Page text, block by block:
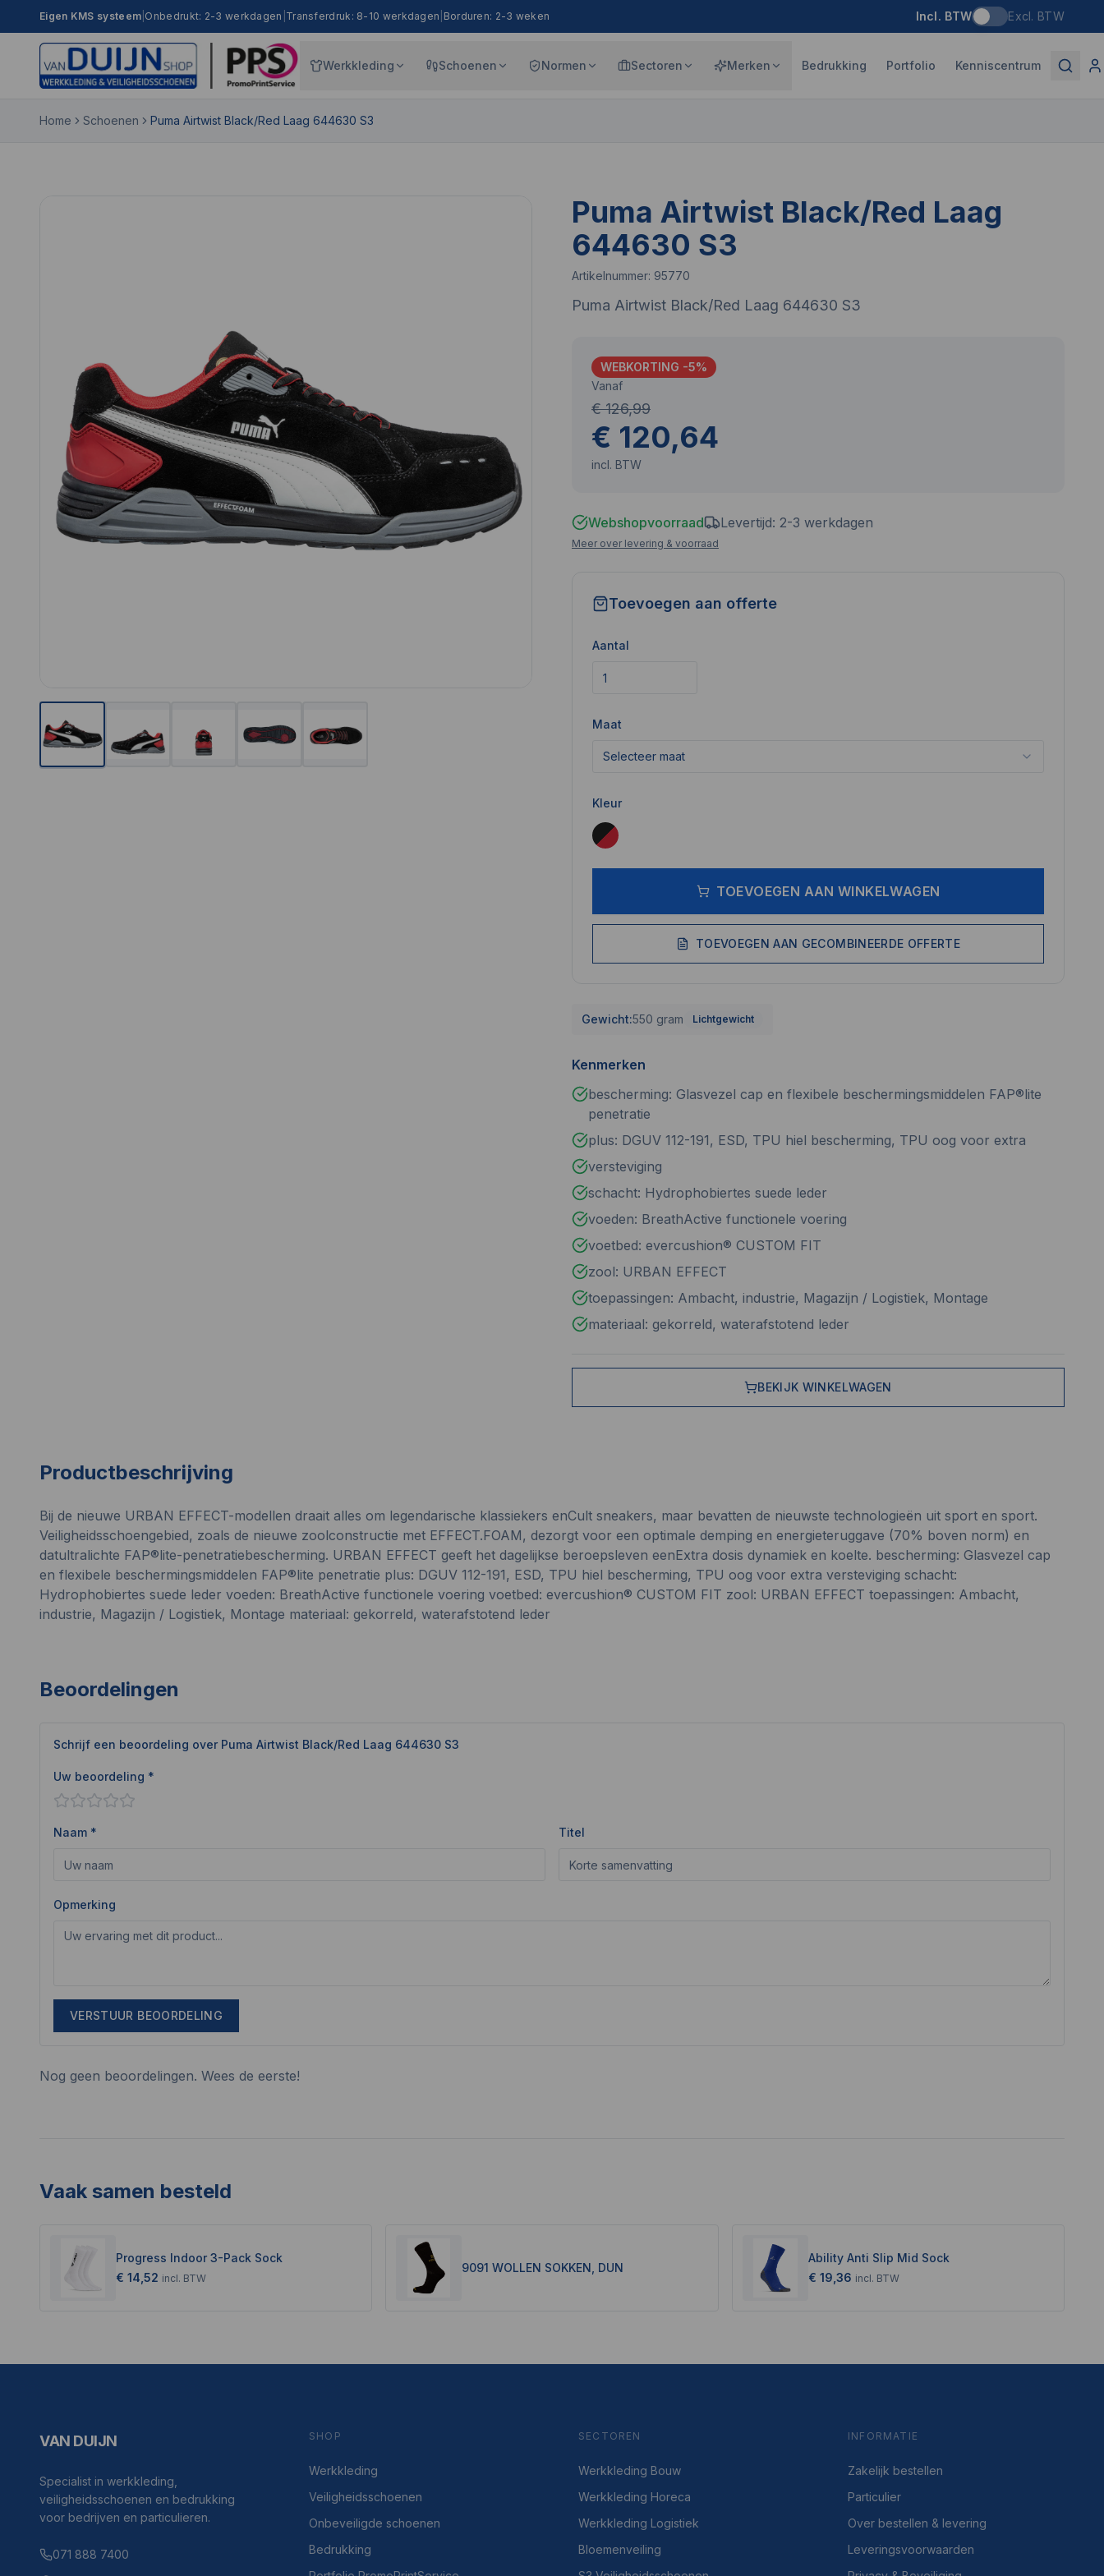
Eigen KMS systeem Onbedrukt: 2-3 werkdagen Transferdruk: 8-10 werkdagen Borduren: 2-3 weken Incl. BTW Excl. BTW
Werkkleding Schoenen Normen Sectoren Merken Bedrukking Portfolio Kenniscentrum
Home Schoenen Puma Airtwist Black/Red Laag 644630 S3
Puma Airtwist Black/Red Laag
644630 S3
Artikelnummer: 95770
Puma Airtwist Black/Red Laag 644630 S3
WEBKORTING -5%
Vanaf
€ 126,99
€ 120,64
incl. BTW
Webshopvoorraad Levertijd: 2-3 werkdagen
Meer over levering & voorraad
Toevoegen aan offerte
Aantal
Maat
Selecteer maat
Kleur
TOEVOEGEN AAN WINKELWAGEN
TOEVOEGEN AAN GECOMBINEERDE OFFERTE
Gewicht:550 gram Lichtgewicht
Kenmerken
bescherming: Glasvezel cap en flexibele beschermingsmiddelen FAP®lite
penetratie
plus: DGUV 112-191, ESD, TPU hiel bescherming, TPU oog voor extra
versteviging
schacht: Hydrophobiertes suede leder
voeden: BreathActive functionele voering
voetbed: evercushion® CUSTOM FIT
zool: URBAN EFFECT
toepassingen: Ambacht, industrie, Magazijn / Logistiek, Montage
materiaal: gekorreld, waterafstotend leder
BEKIJK WINKELWAGEN
Productbeschrijving
Bij de nieuwe URBAN EFFECT-modellen draait alles om legendarische klassiekers enCult sneakers, maar bevatten de nieuwste technologieën uit sport en sport.
Veiligheidsschoengebied, zoals de nieuwe zoolconstructie met EFFECT.FOAM, dezorgt voor een optimale demping en energieteruggave (70% boven norm) en
datultralichte FAP®lite-penetratiebescherming. URBAN EFFECT geeft het dagelijkse beroepsleven eenExtra dosis dynamiek en koelte. bescherming: Glasvezel cap
en flexibele beschermingsmiddelen FAP®lite penetratie plus: DGUV 112-191, ESD, TPU hiel bescherming, TPU oog voor extra versteviging schacht:
Hydrophobiertes suede leder voeden: BreathActive functionele voering voetbed: evercushion® CUSTOM FIT zool: URBAN EFFECT toepassingen: Ambacht,
industrie, Magazijn / Logistiek, Montage materiaal: gekorreld, waterafstotend leder
Beoordelingen
Schrijf een beoordeling over Puma Airtwist Black/Red Laag 644630 S3
Uw beoordeling *
Naam * Titel
Opmerking
VERSTUUR BEOORDELING
Nog geen beoordelingen. Wees de eerste!
Vaak samen besteld
Progress Indoor 3-Pack Sock
€ 14,52 incl. BTW
9091 WOLLEN SOKKEN, DUN
Ability Anti Slip Mid Sock
€ 19,36 incl. BTW
VAN DUIJN
Specialist in werkkleding,
veiligheidsschoenen en bedrukking
voor bedrijven en particulieren.
071 888 7400
SHOP
Werkkleding
Veiligheidsschoenen
Onbeveiligde schoenen
Bedrukking
SECTOREN
Werkkleding Bouw
Werkkleding Horeca
Werkkleding Logistiek
Bloemenveiling
INFORMATIE
Zakelijk bestellen
Particulier
Over bestellen & levering
Leveringsvoorwaarden